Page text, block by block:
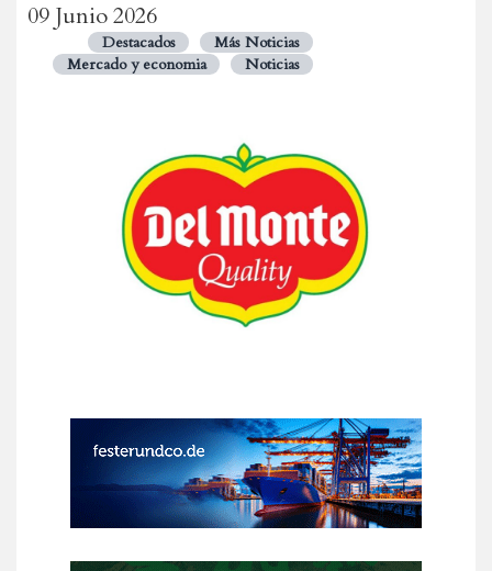
09 Junio 2026
Destacados
Más Noticias
Mercado y economia
Noticias